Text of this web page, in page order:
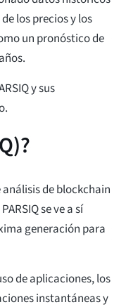
los precios y los
un pronóstico de
y sus
de blockchain
se ve a sí
generación para
de aplicaciones, los
instantáneas y